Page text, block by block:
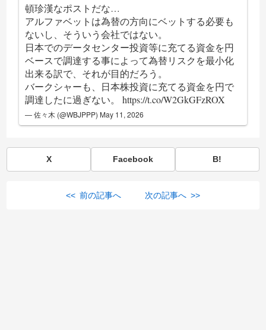
頓珍漢なポストだな…
アルファベットは為替の方向にベットする必要も
ないし、そういう会社ではない。
日本でのデータセンター投資等に充てる資金を円
ベースで調達する事によって為替リスクを最小化
出来る訳で、それが目的だろう。
バークシャーも、日本株投資に充てる資金を円で
調達したに過ぎない。https://t.co/W2GkGFzROX
— 佐々木 (@WBJPPP) May 11, 2026
X Facebook B!
<< 前の記事へ 次の記事へ >>